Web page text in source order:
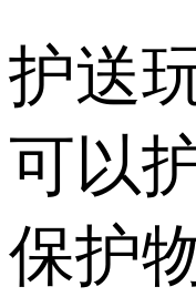
护送
可以
保护